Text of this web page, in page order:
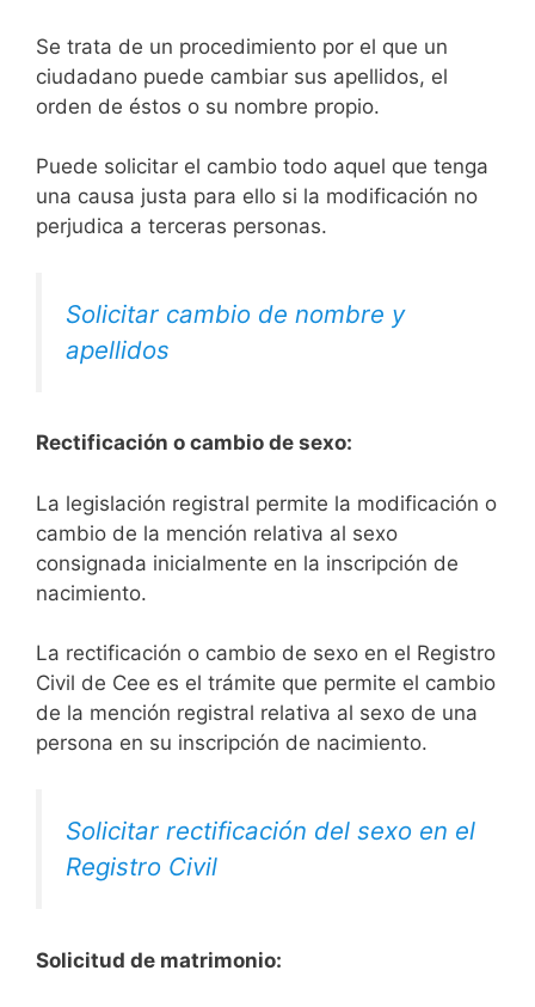
Se trata de un procedimiento por el que un
ciudadano puede cambiar sus apellidos, el
orden de éstos o su nombre propio.
Puede solicitar el cambio todo aquel que tenga
una causa justa para ello si la modificación no
perjudica a terceras personas.
Solicitar cambio de nombre y
apellidos
Rectificación o cambio de sexo:
La legislación registral permite la modificación o
cambio de la mención relativa al sexo
consignada inicialmente en la inscripción de
nacimiento.
La rectificación o cambio de sexo en el Registro
Civil de Cee es el trámite que permite el cambio
de la mención registral relativa al sexo de una
persona en su inscripción de nacimiento.
Solicitar rectificación del sexo en el
Registro Civil
Solicitud de matrimonio: